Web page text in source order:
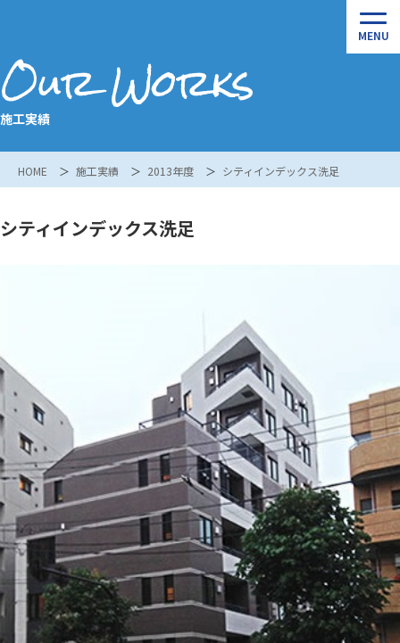
Our Works
施工実績
HOME 施工実績 2013年度 シティインデックス洗足
シティインデックス洗足